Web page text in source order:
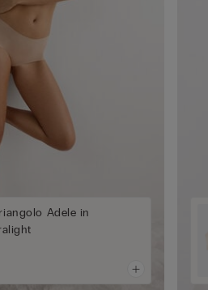
Adele in